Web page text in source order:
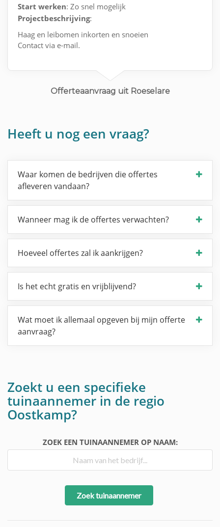
Start werken: Zo snel mogelijk
Projectbeschrijving:
Haag en leibomen inkorten en snoeien
Contact via e-mail.
Offerteaanvraag uit Roeselare
Heeft u nog een vraag?
Waar komen de bedrijven die offertes
afleveren vandaan?
Wanneer mag ik de offertes verwachten?
Hoeveel offertes zal ik aankrijgen?
Is het echt gratis en vrijblijvend?
Wat moet ik allemaal opgeven bij mijn offerte
aanvraag?
Zoekt u een specifieke
tuinaannemer in de regio
Oostkamp?
ZOEK EEN TUINAANNEMER OP NAAM:
Zoek tuinaannemer